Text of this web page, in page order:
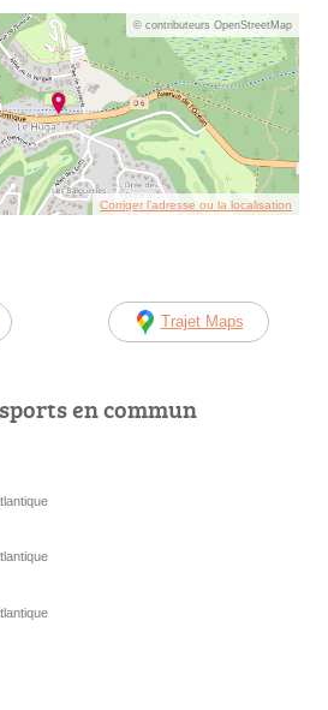
© contributeurs OpenStreetMap
Corriger l’adresse ou la localisation
Trajet Maps
en commun